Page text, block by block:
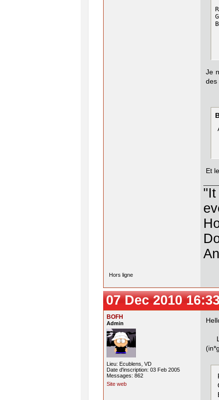
Je
des
Et
"It
Hors ligne
07 Dec 2010
BOFH
Admin
Lieu: Ecublens, VD
Date d'inscription: 03 Feb 2005
Messages: 862
Site web